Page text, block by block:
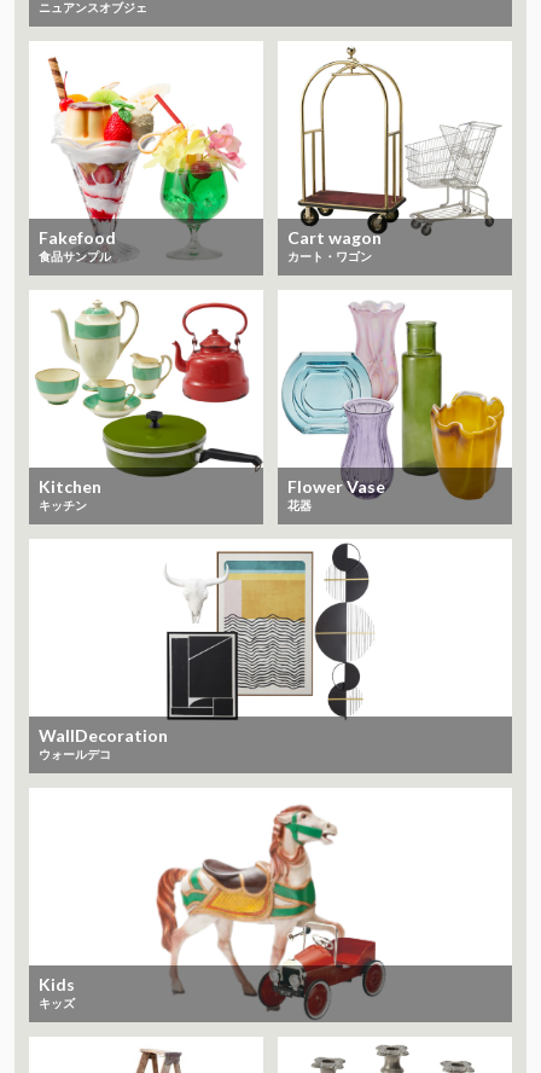
ニュアンスオブジェ
Fakefood
食品サンプル
Cart wagon
カート・ワゴン
Kitchen
キッチン
Flower Vase
花器
WallDecoration
ウォールデコ
Kids
キッズ